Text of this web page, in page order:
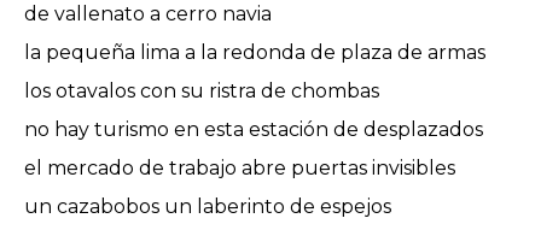
de vallenato a cerro navia
la pequeña lima a la redonda de plaza de armas
los otavalos con su ristra de chombas
no hay turismo en esta estación de desplazados
el mercado de trabajo abre puertas invisibles
un cazabobos un laberinto de espejos